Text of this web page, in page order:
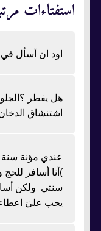
استفتاءات
اود ان أسأل
هل يفطر
اشتنشاق
عندي مؤنة
)أنا أسافر
سنتي ولكن
يجب عليَ